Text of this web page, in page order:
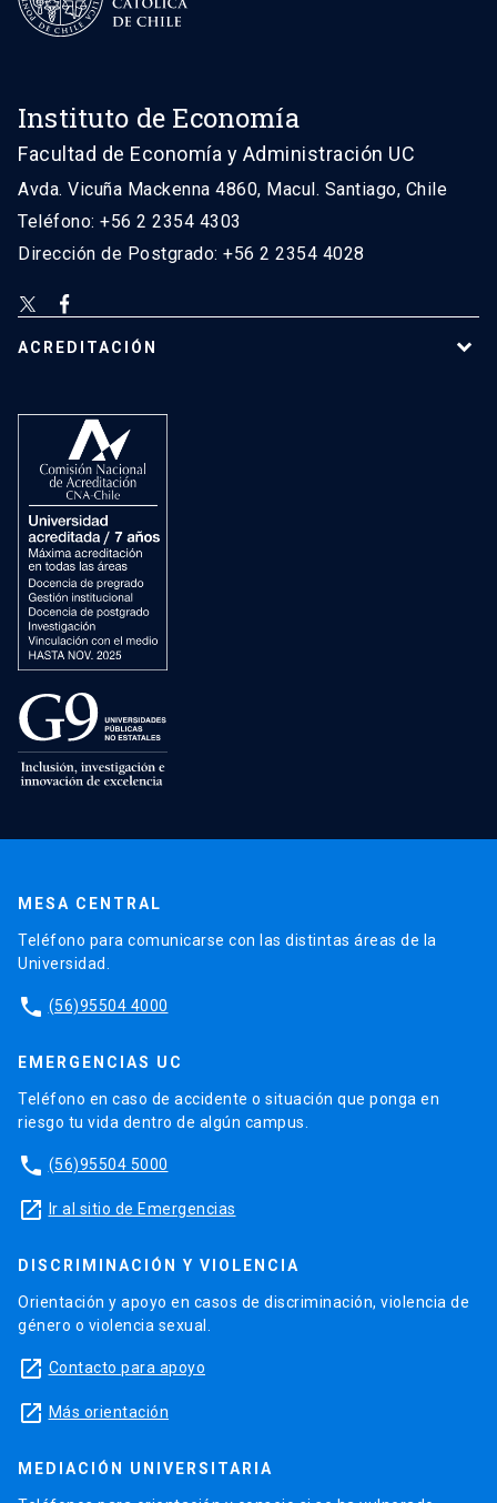
Instituto de Economía
Facultad de Economía y Administración UC
Avda. Vicuña Mackenna 4860, Macul. Santiago, Chile
Teléfono: +56 2 2354 4303
Dirección de Postgrado: +56 2 2354 4028
ACREDITACIÓN
MESA CENTRAL
Teléfono para comunicarse con las distintas áreas de la
Universidad.
phone (56)95504 4000
EMERGENCIAS UC
Teléfono en caso de accidente o situación que ponga en
riesgo tu vida dentro de algún campus.
phone (56)95504 5000
launch Ir al sitio de Emergencias
DISCRIMINACIÓN Y VIOLENCIA
Orientación y apoyo en casos de discriminación, violencia de
género o violencia sexual.
launch Contacto para apoyo
launch Más orientación
MEDIACIÓN UNIVERSITARIA